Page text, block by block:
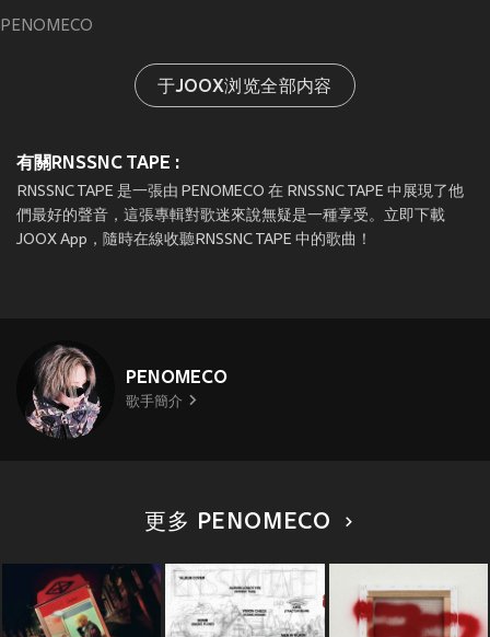
PENOMECO
于JOOX浏览全部内容
有關RNSSNC TAPE :
RNSSNC TAPE 是一張由 PENOMECO 在 RNSSNC TAPE 中展現了他
們最好的聲音，這張專輯對歌迷來說無疑是一種享受。立即下載
JOOX App，隨時在線收聽RNSSNC TAPE 中的歌曲！
PENOMECO
歌手簡介
更多 PENOMECO